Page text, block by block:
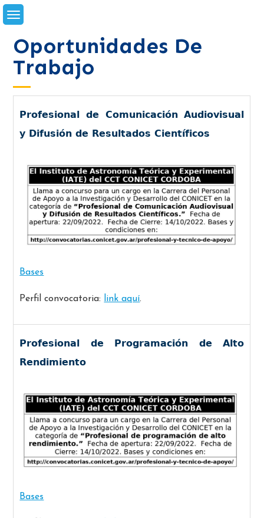
Skip
to
Oportunidades De
Trabajo
Profesional de Comunicación Audiovisual
y Difusión de Resultados Científicos
Bases
Perfil convocatoria: link aquí.
Profesional de Programación de Alto
Rendimiento
Bases